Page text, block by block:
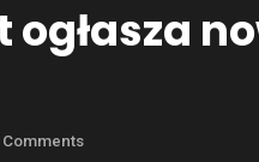
Comments